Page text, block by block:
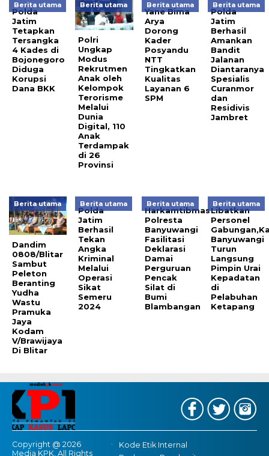
Berita utama
Polda
Jatim
Tetapkan
Tersangka
4 Kades di
Bojonegoro
Diduga
Korupsi
Dana BKK
Berita utama
Polri
Ungkap
Modus
Rekrutmen
Anak oleh
Kelompok
Terorisme
Melalui
Dunia
Digital, 110
Anak
Terdampak
di 26
Provinsi
Berita utama
Yane Bima
Arya
Dorong
Kader
Posyandu
NTT
Tingkatkan
Kualitas
Layanan 6
SPM
Berita utama
Polda
Jatim
Berhasil
Amankan
Bandit
Jalanan
Diantaranya
Spesialis
Curanmor
dan
Residivis
Jambret
Berita utama
Dandim
0808/Blitar
Sambut
Peleton
Beranting
Yudha
Wastu
Pramuka
Jaya
Kodam
V/Brawijaya
Di Blitar
Berita utama
Polda
Jatim
Berhasil
Tekan
Angka
Kriminal
Melalui
Operasi
Sikat
Semeru
2024
Berita utama
Harkamtibmas
Polresta
Banyuwangi
Fasilitasi
Deklarasi
Damai
Perguruan
Pencak
Silat di
Bumi
Blambangan
Berita utama
Libatkan
Personel
Banyuwangi
Turun
Langsung
Pimpin Urai
Kepadatan
di
Pelabuhan
Ketapang
Copyright @ 2026
Media KPK, All Rights
Kode Etik Internal